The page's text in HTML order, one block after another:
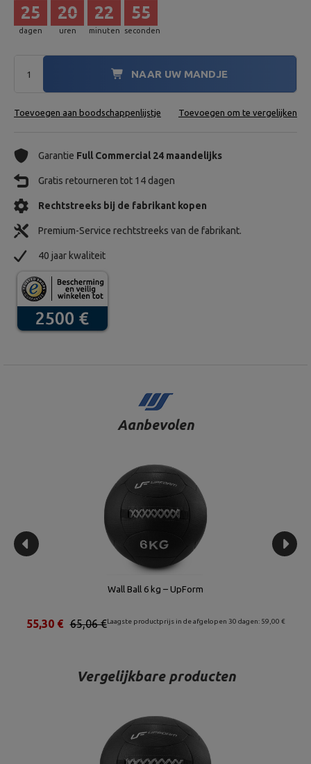
dagen
25
uren
20
minuten
22
seconden
54
NAAR UW MANDJE
Toevoegen aan boodschappenlijstje Toevoegen om te vergelijken
Garantie Full Commercial 24 maandelijks
Gratis retourneren tot 14 dagen
Rechtstreeks bij de fabrikant kopen
Premium-Service rechtstreeks van de fabrikant.
40 jaar kwaliteit
Aanbevolen
Wall Ball 6 kg – UpForm
Laagste productprijs in de afgelopen 30 dagen: 59,00 €
65,06 €
55,30 €
Vergelijkbare producten